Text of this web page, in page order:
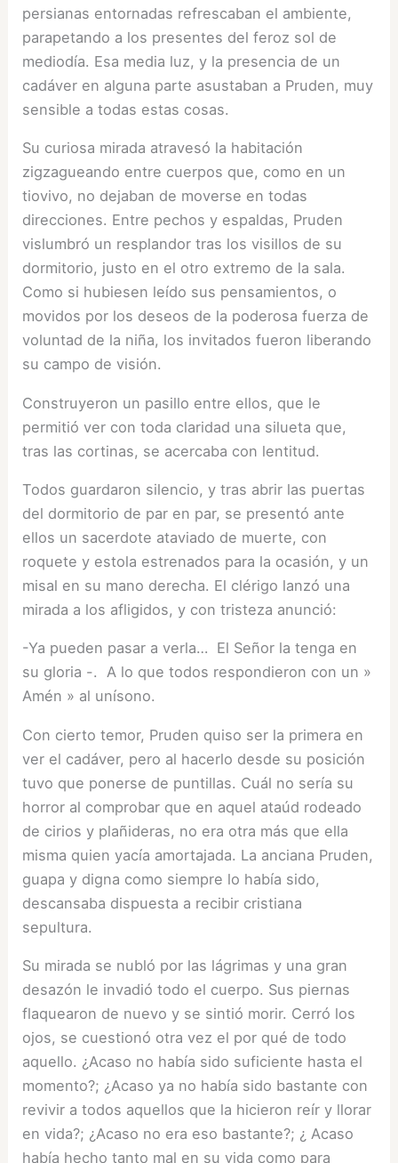
persianas entornadas refrescaban el ambiente,
parapetando a los presentes del feroz sol de
mediodía. Esa media luz, y la presencia de un
cadáver en alguna parte asustaban a Pruden, muy
sensible a todas estas cosas.
Su curiosa mirada atravesó la habitación
zigzagueando entre cuerpos que, como en un
tiovivo, no dejaban de moverse en todas
direcciones. Entre pechos y espaldas, Pruden
vislumbró un resplandor tras los visillos de su
dormitorio, justo en el otro extremo de la sala.
Como si hubiesen leído sus pensamientos, o
movidos por los deseos de la poderosa fuerza de
voluntad de la niña, los invitados fueron liberando
su campo de visión.
Construyeron un pasillo entre ellos, que le
permitió ver con toda claridad una silueta que,
tras las cortinas, se acercaba con lentitud.
Todos guardaron silencio, y tras abrir las puertas
del dormitorio de par en par, se presentó ante
ellos un sacerdote ataviado de muerte, con
roquete y estola estrenados para la ocasión, y un
misal en su mano derecha. El clérigo lanzó una
mirada a los afligidos, y con tristeza anunció:
-Ya pueden pasar a verla… El Señor la tenga en
su gloria -. A lo que todos respondieron con un »
Amén » al unísono.
Con cierto temor, Pruden quiso ser la primera en
ver el cadáver, pero al hacerlo desde su posición
tuvo que ponerse de puntillas. Cuál no sería su
horror al comprobar que en aquel ataúd rodeado
de cirios y plañideras, no era otra más que ella
misma quien yacía amortajada. La anciana Pruden,
guapa y digna como siempre lo había sido,
descansaba dispuesta a recibir cristiana
sepultura.
Su mirada se nubló por las lágrimas y una gran
desazón le invadió todo el cuerpo. Sus piernas
flaquearon de nuevo y se sintió morir. Cerró los
ojos, se cuestionó otra vez el por qué de todo
aquello. ¿Acaso no había sido suficiente hasta el
momento?; ¿Acaso ya no había sido bastante con
revivir a todos aquellos que la hicieron reír y llorar
en vida?; ¿Acaso no era eso bastante?; ¿ Acaso
había hecho tanto mal en su vida como para